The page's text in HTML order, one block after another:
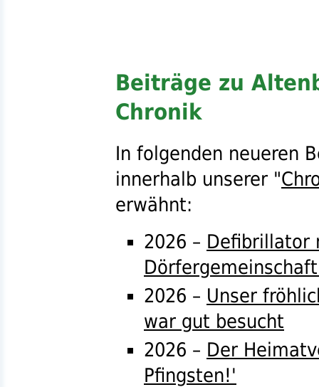
Beiträge zu
Chronik
In folgenden neueren
innerhalb unserer "
erwähnt:
2026 – Defibrillator
2026 – Unser
war gut besucht
2026 – Der
Pfingsten!'